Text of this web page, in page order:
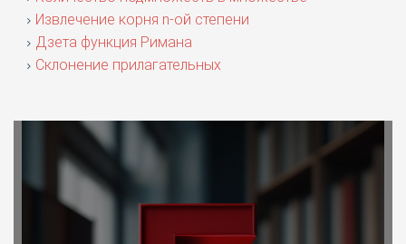
Извлечение корня n-ой степени
Дзета функция Римана
Склонение прилагательных